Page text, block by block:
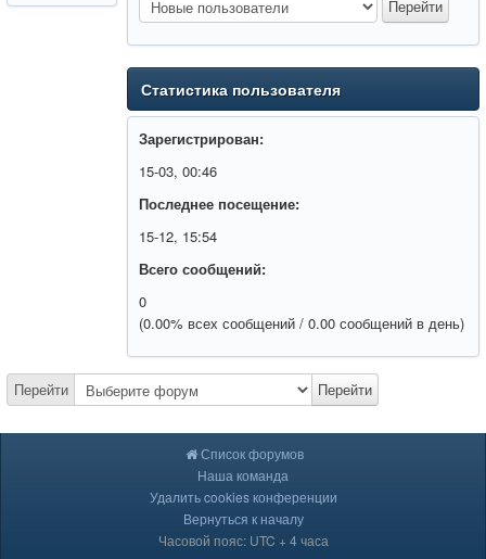
Статистика пользователя
Зарегистрирован:
15-03, 00:46
Последнее посещение:
15-12, 15:54
Всего сообщений:
0
(0.00% всех сообщений / 0.00 сообщений в день)
Перейти Перейти
Список форумов
Наша команда
Удалить cookies конференции
Вернуться к началу
Часовой пояс: UTC + 4 часа